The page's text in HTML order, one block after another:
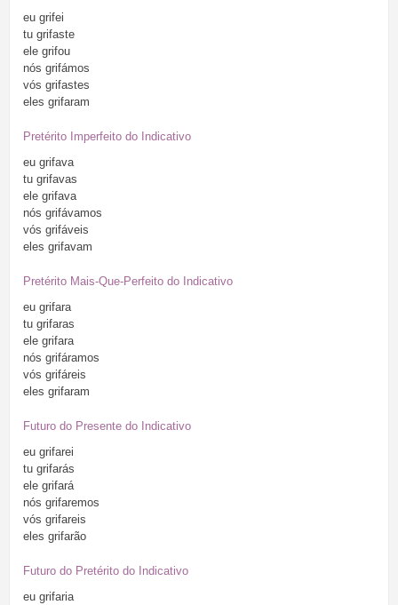
eu grifei
tu grifaste
ele grifou
nós grifámos
vós grifastes
eles grifaram
Pretérito Imperfeito do Indicativo
eu grifava
tu grifavas
ele grifava
nós grifávamos
vós grifáveis
eles grifavam
Pretérito Mais-Que-Perfeito do Indicativo
eu grifara
tu grifaras
ele grifara
nós grifáramos
vós grifáreis
eles grifaram
Futuro do Presente do Indicativo
eu grifarei
tu grifarás
ele grifará
nós grifaremos
vós grifareis
eles grifarão
Futuro do Pretérito do Indicativo
eu grifaria